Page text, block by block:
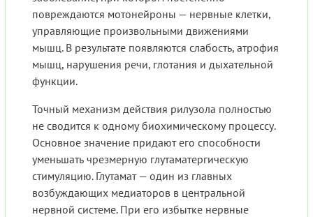
повреждаются мотонейроны — нервные клетки,
управляющие произвольными движениями
мышц. В результате появляются слабость, атрофия
мышц, нарушения речи, глотания и дыхательной
функции.
Точный механизм действия рилузола полностью
не сводится к одному биохимическому процессу.
Основное значение придают его способности
уменьшать чрезмерную глутаматергическую
стимуляцию. Глутамат — один из главных
возбуждающих медиаторов в центральной
нервной системе. При его избытке нервные